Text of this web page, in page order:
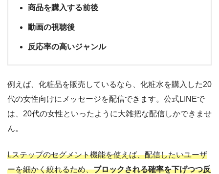
商品を購入する前後
動画の視聴後
反応率の高いジャンル
例えば、化粧品を販売しているなら、化粧水を購入した20
代の女性向けにメッセージを配信できます。公式LINEで
は、20代の女性といったように大雑把な配信しかできませ
ん。
Lステップのセグメント機能を使えば、配信したいユーザ
ーを細かく絞れるため、ブロックされる確率を下げつつ反